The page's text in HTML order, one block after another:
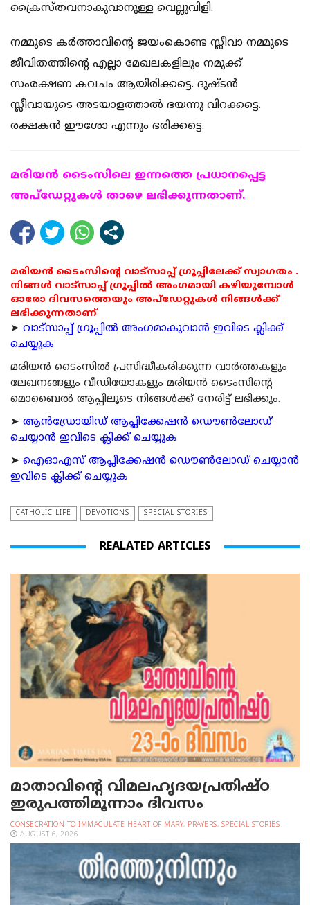
ക്രൈസ്തവനാകുവാനുള്ള വെല്ലുവിളി.
നമ്മുടെ കർത്താവിന്റെ ജയംകൊണ്ട സ്ലീവാ നമ്മുടെ
ജീവിതത്തിന്റെ എല്ലാ മേഖലകളിലും നമുക്ക്
സംരക്ഷണ കവചം ആയിരിക്കട്ടെ. ദുഷ്ടൻ
സ്ലീവായുടെ അടയാളത്താൽ ഭയന്നു വിറക്കട്ടെ.
രക്ഷകൻ ഈശോ എന്നും ഭരിക്കട്ടെ.
മരിയന്‍ ടൈംസിലെ ഇന്നത്തെ പ്രധാനപ്പെട്ട
അപ്ഡേറ്റുകള്‍ താഴെ ലഭിക്കുന്നതാണ്.
മരിയൻ ടൈംസിന്റെ വാട്സാപ്പ് ഗ്രൂപ്പിലേക്ക് സ്വാഗതം .
നിങ്ങൾ വാട്സാപ്പ് ഗ്രൂപ്പിൽ അംഗമായി കഴിയുമ്പോൾ
ഓരോ ദിവസത്തെയും അപ്ഡേറ്റുകൾ നിങ്ങൾക്ക്
ലഭിക്കുന്നതാണ്
➤ വാട്സാപ്പ് ഗ്രൂപ്പിൽ അംഗമാകുവാൻ ഇവിടെ ക്ലിക്ക്
ചെയ്യുക
മരിയന്‍ ടൈംസില്‍ പ്രസിദ്ധീകരിക്കുന്ന വാര്‍ത്തകളും
ലേഖനങ്ങളും വീഡിയോകളും മരിയന്‍ ടൈംസിന്റെ
മൊബൈല്‍ ആപ്പിലൂടെ നിങ്ങള്‍ക്ക് നേരിട്ട് ലഭിക്കും.
➤ ആന്‍ഡ്രോയിഡ് ആപ്ലിക്കേഷന്‍ ഡൌണ്‍ലോഡ്
ചെയ്യാന്‍ ഇവിടെ ക്ലിക്ക് ചെയ്യുക
➤ ഐഓഎസ് ആപ്ലിക്കേഷന്‍ ഡൌണ്‍ലോഡ് ചെയ്യാന്‍
ഇവിടെ ക്ലിക്ക് ചെയ്യുക
CATHOLIC LIFE DEVOTIONS SPECIAL STORIES
REALATED ARTICLES
മാതാവിന്റെ വിമലഹൃദയപ്രതിഷ്ഠ
ഇരുപത്തിമൂന്നാം ദിവസം
CONSECRATION TO IMMACULATE HEART OF MARY, PRAYERS, SPECIAL STORIES
AUGUST 6, 2026